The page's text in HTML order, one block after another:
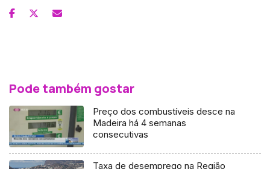
Pode também gostar
Preço dos combustíveis desce na
Madeira há 4 semanas
consecutivas
Taxa de desemprego na Região